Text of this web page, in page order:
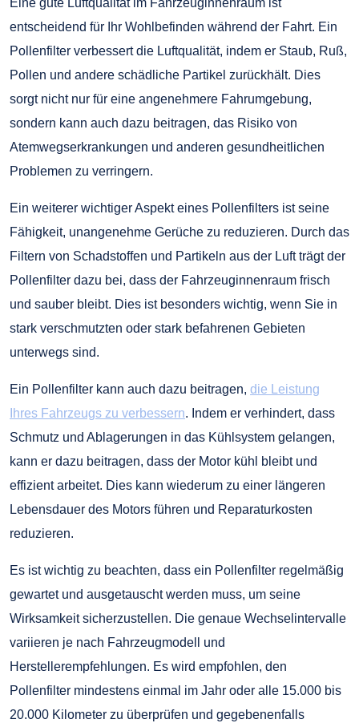
Eine gute Luftqualität im Fahrzeuginnenraum ist
entscheidend für Ihr Wohlbefinden während der Fahrt. Ein
Pollenfilter verbessert die Luftqualität, indem er Staub, Ruß,
Pollen und andere schädliche Partikel zurückhält. Dies
sorgt nicht nur für eine angenehmere Fahrumgebung,
sondern kann auch dazu beitragen, das Risiko von
Atemwegserkrankungen und anderen gesundheitlichen
Problemen zu verringern.
Ein weiterer wichtiger Aspekt eines Pollenfilters ist seine
Fähigkeit, unangenehme Gerüche zu reduzieren. Durch das
Filtern von Schadstoffen und Partikeln aus der Luft trägt der
Pollenfilter dazu bei, dass der Fahrzeuginnenraum frisch
und sauber bleibt. Dies ist besonders wichtig, wenn Sie in
stark verschmutzten oder stark befahrenen Gebieten
unterwegs sind.
Ein Pollenfilter kann auch dazu beitragen, die Leistung
Ihres Fahrzeugs zu verbessern. Indem er verhindert, dass
Schmutz und Ablagerungen in das Kühlsystem gelangen,
kann er dazu beitragen, dass der Motor kühl bleibt und
effizient arbeitet. Dies kann wiederum zu einer längeren
Lebensdauer des Motors führen und Reparaturkosten
reduzieren.
Es ist wichtig zu beachten, dass ein Pollenfilter regelmäßig
gewartet und ausgetauscht werden muss, um seine
Wirksamkeit sicherzustellen. Die genaue Wechselintervalle
variieren je nach Fahrzeugmodell und
Herstellerempfehlungen. Es wird empfohlen, den
Pollenfilter mindestens einmal im Jahr oder alle 15.000 bis
20.000 Kilometer zu überprüfen und gegebenenfalls